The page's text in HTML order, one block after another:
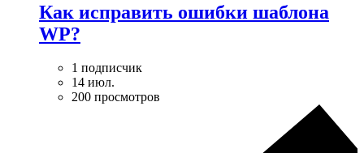
Как исправить ошибки шаблона
WP?
1 подписчик
14 июл.
200 просмотров